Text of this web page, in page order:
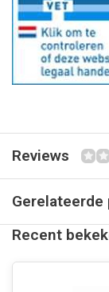
Reviews
Recent